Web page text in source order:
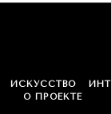
ИСКУССТВО
О ПРОЕКТЕ